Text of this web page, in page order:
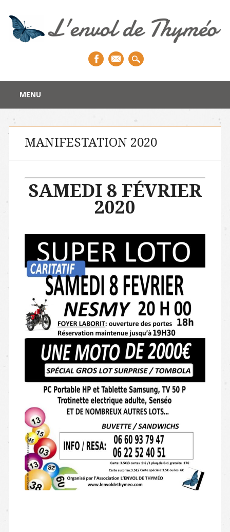
Main menu
MENU
MANIFESTATION 2020
SAMEDI 8 FÉVRIER
2020